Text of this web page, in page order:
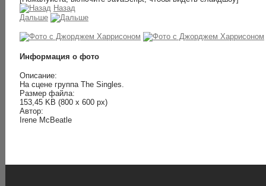
Назад
Дальше
Информация о фото
Описание:
На сцене группа The Singles.
Размер файла:
153,45 KB (800 x 600 px)
Автор:
Irene McBeatle